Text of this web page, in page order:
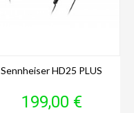
Sennheiser HD25 PLUS
Prix
199,00 €